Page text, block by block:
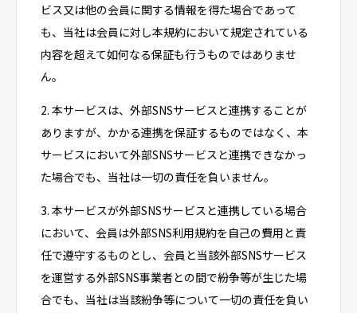
ビス又は他の会員に関する情報を得た場合であって
も、当社は会員に対し本規約において規定されている
内容を超えて如何なる保証も行うものではありませ
ん。
2. 本サービスは、外部SNSサービスと連携することが
ありますが、かかる連携を保証するものではなく、本
サービスにおいて外部SNSサービスと連携できなかっ
た場合でも、当社は一切の責任を負いません。
3. 本サービスが外部SNSサービスと連携している場合
において、会員は外部SNS利用規約を自己の費用と責
任で遵守するものとし、会員と当該外部SNSサービス
を運営する外部SNS事業者との間で紛争等が生じた場
合でも、当社は当該紛争等について一切の責任を負い